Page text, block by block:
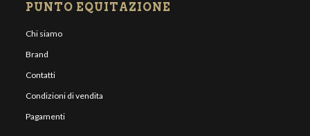
PUNTO EQUITAZIONE
Chi siamo
Brand
Contatti
Condizioni di vendita
Pagamenti